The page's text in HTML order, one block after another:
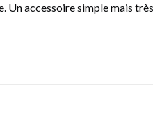
Un accessoire simple mais